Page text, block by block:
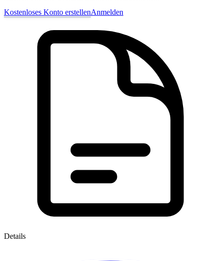
Kostenloses Konto erstellenAnmelden
Details